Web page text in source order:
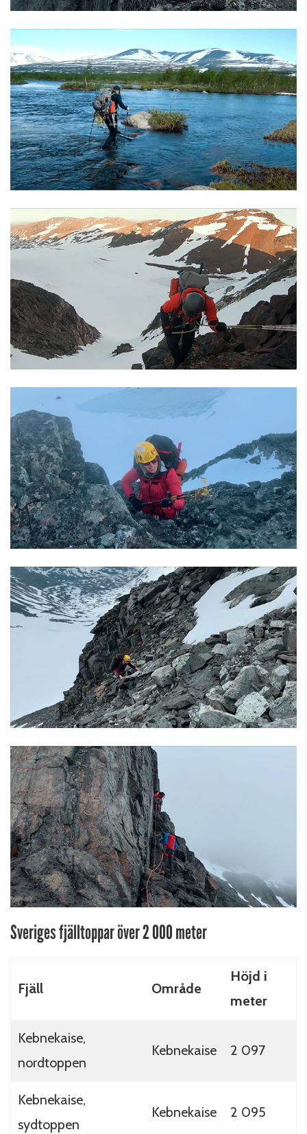
Sveriges fjälltoppar över 2 000 meter
Fjäll Område
Höjd i
meter
Kebnekaise,
nordtoppen
Kebnekaise 2 097
Kebnekaise,
sydtoppen
Kebnekaise 2 095